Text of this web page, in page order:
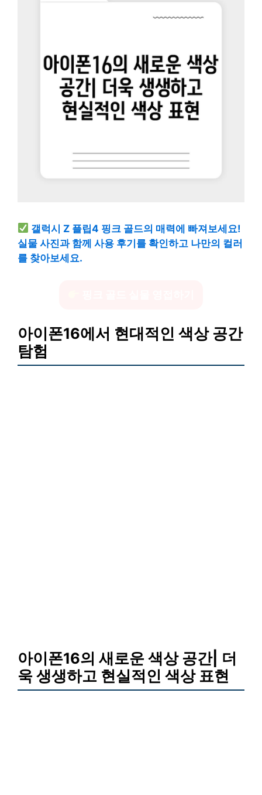
갤럭시 Z 플립4 핑크 골드의 매력에 빠져보세요!
실물 사진과 함께 사용 후기를 확인하고 나만의 컬러
를 찾아보세요.
아이폰16에서 현대적인 색상 공간
탐험
아이폰16의 새로운 색상 공간| 더
욱 생생하고 현실적인 색상 표현